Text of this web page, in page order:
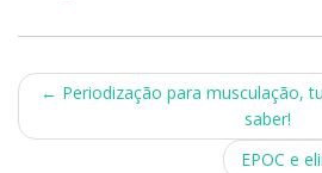
Post
navigation
← Periodização para musculação,
saber!
EPOC e